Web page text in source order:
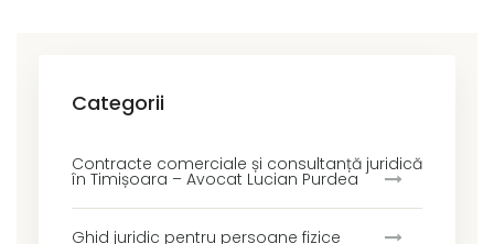
Categorii
Contracte comerciale și consultanță juridică
în Timișoara – Avocat Lucian Purdea
Ghid juridic pentru persoane fizice